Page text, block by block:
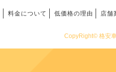
料金について 低価格の理由 店舗
CopyRight© 格安